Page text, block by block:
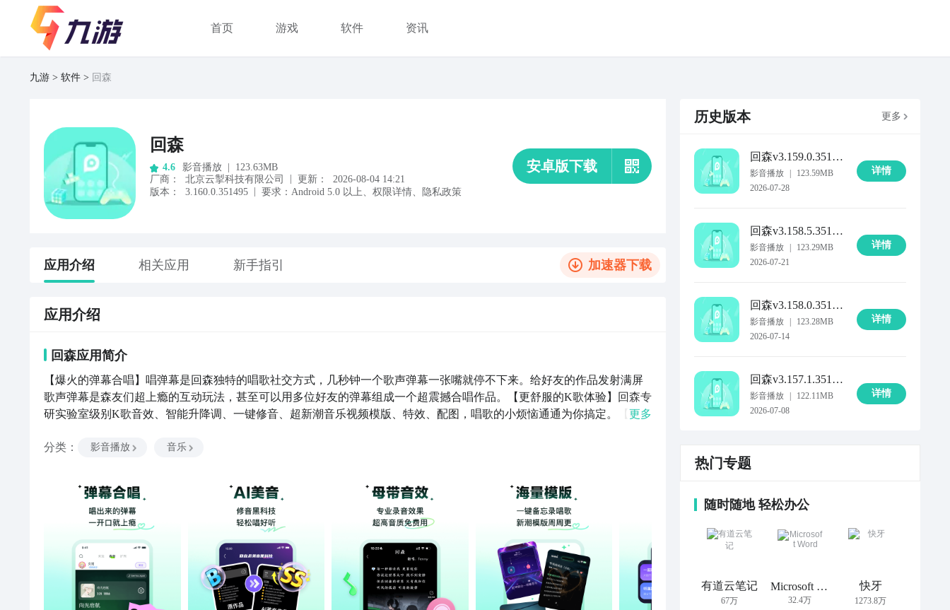
首页 游戏 软件 资讯
九游 软件 回森
回森
4.6 影音播放
123.63MB
厂商 ： 北京云掣科技有限公司 更新：
2026-08-04 14:21
版本：
3.160.0.351495 要求： Android 5.0 以上、 权限详情、 隐私政策
安卓版下载
应用介绍 相关应用 新手指引 加速器下载
应用介绍
回森应用简介
【爆火的弹幕合唱】唱弹幕是回森独特的唱歌社交方式，几秒钟一个歌声弹幕一张嘴就停不下来。给好友的作品发射满屏
歌声弹幕是森友们超上瘾的互动玩法，甚至可以用多位好友的弹幕组成一个超震撼合唱作品。【更舒服的K歌体验】回森专
研实验室级别K歌音效、智能升降调、一键修音、超新潮音乐视频模版、特效、配图，唱歌的小烦恼通通为你搞定。【歌房
烊的陪伴空间。【与懂你的人相聚】天团是森友们的社交小群组，加入天团可以遇到一群志同道合的新朋友，大家互唱弹
更多
分类 ： 影音播放 音乐
历史版本 更多
回森v3.159.0.351490
影音播放
123.59MB
2026-07-28
详情
回森v3.158.5.351486
影音播放
123.29MB
2026-07-21
详情
回森v3.158.0.351476
影音播放
123.28MB
2026-07-14
详情
回森v3.157.1.351447
影音播放
122.11MB
2026-07-08
详情
热门专题
随时随地 轻松办公
有道云笔记
67万
Microsoft Word
32.4万
快牙
1273.8万